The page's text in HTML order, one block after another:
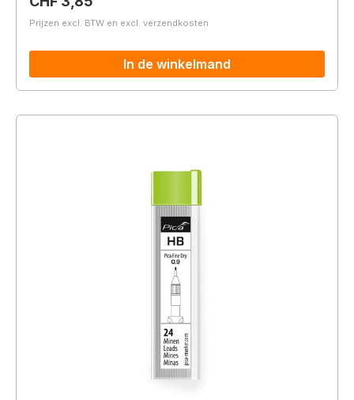
Prijzen excl. BTW en excl. verzendkosten
In de winkelmand